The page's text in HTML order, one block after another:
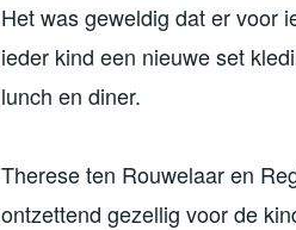
Het was geweldig dat er voor
ieder kind een nieuwe set
lunch en diner.
Therese ten Rouwelaar en
ontzettend gezellig voor de